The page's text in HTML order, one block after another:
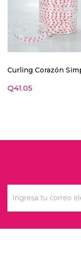
Curling Corazón
Q41.05